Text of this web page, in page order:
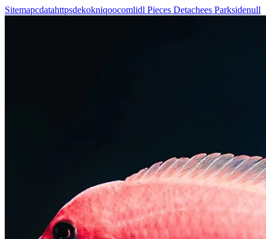
Sitemapcdatahttpsdekokniqoocomlidl Pieces Detachees Parksidenull